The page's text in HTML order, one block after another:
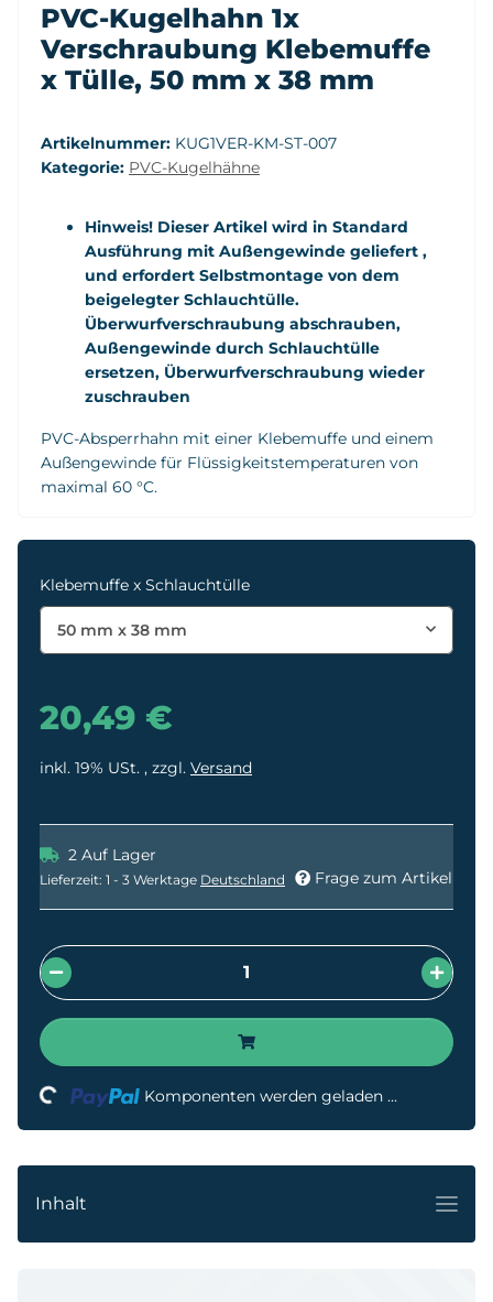
PVC-Kugelhahn 1x
Verschraubung Klebemuffe
x Tülle, 50 mm x 38 mm
Artikelnummer: KUG1VER-KM-ST-007
Kategorie: PVC-Kugelhähne
Hinweis! Dieser Artikel wird in Standard
Ausführung mit Außengewinde geliefert ,
und erfordert Selbstmontage von dem
beigelegter Schlauchtülle.
Überwurfverschraubung abschrauben,
Außengewinde durch Schlauchtülle
ersetzen, Überwurfverschraubung wieder
zuschrauben
PVC-Absperrhahn mit einer Klebemuffe und einem
Außengewinde für Flüssigkeitstemperaturen von
maximal 60 °C.
Klebemuffe x Schlauchtülle
50 mm x 38 mm
20,49 €
inkl. 19% USt. , zzgl. Versand
2 Auf Lager
Lieferzeit: 1 - 3 Werktage Deutschland Frage zum Artikel
Loading... Komponenten werden geladen ...
Inhalt